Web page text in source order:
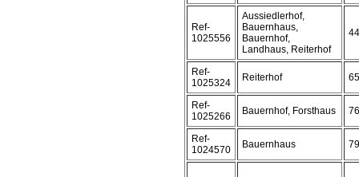
Ref-
1025556
Aussiedlerhof,
Bauernhaus,
Bauernhof,
Landhaus, Reiterhof
Ref-
1025324
Reiterhof
Ref-
1025266
Bauernhof, Forsthaus
Ref-
1024570
Bauernhaus